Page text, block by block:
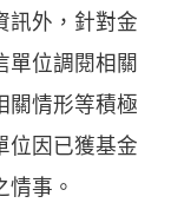
訊外，針對金
單位調閱相關
關情形等積極
位因已獲基金
事。